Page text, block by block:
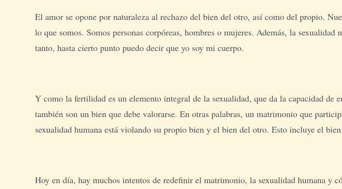
El amor se opone por naturaleza al rechazo del bien del otro, así como del propio.
lo que somos. Somos personas corpóreas, hombres o mujeres. Además, la
tanto, hasta cierto punto puedo decir que yo soy mi cuerpo.
Y como la fertilidad es un elemento integral de la sexualidad, que da la capacidad de
también son un bien que debe valorarse. En otras palabras, un matrimonio que
sexualidad humana está violando su propio bien y el bien del otro. Esto incluye el
Hoy en día, hay muchos intentos de redefinir el matrimonio, la sexualidad humana y